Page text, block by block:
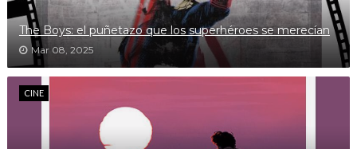
The Boys: el puñetazo que los superhéroes se merecían
Mar 08, 2025
CINE